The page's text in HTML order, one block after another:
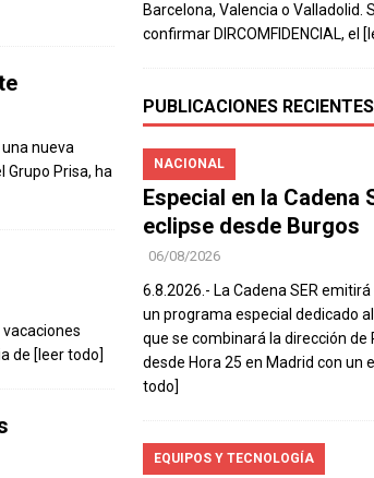
nueva
Prisa, ha
vacaciones
de [leer todo]
Barcelona, Valencia o Valladolid.
confirmar DIRCOMFIDENCIAL, el
PUBLICACIONES RECIENTES
NACIONAL
Especial en la Cadena
eclipse desde Burgos
06/08/2026
6.8.2026.- La Cadena SER
un programa especial dedicado
que se combinará la dirección de
desde Hora 25 en Madrid con un
todo]
EQUIPOS Y TECNOLOGÍA